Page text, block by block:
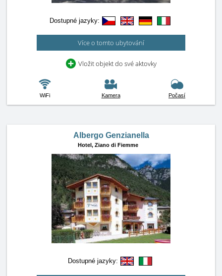
Dostupné jazyky:
Více o tomto ubytování
Vložit objekt do své aktovky
WiFi Kamera Počasí
Albergo Genzianella
Hotel, Ziano di Fiemme
Dostupné jazyky: